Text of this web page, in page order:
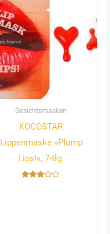
Gesichtsmasken
KOCOSTAR
Lippenmaske »Plump
Lips!«, 7-tlg.